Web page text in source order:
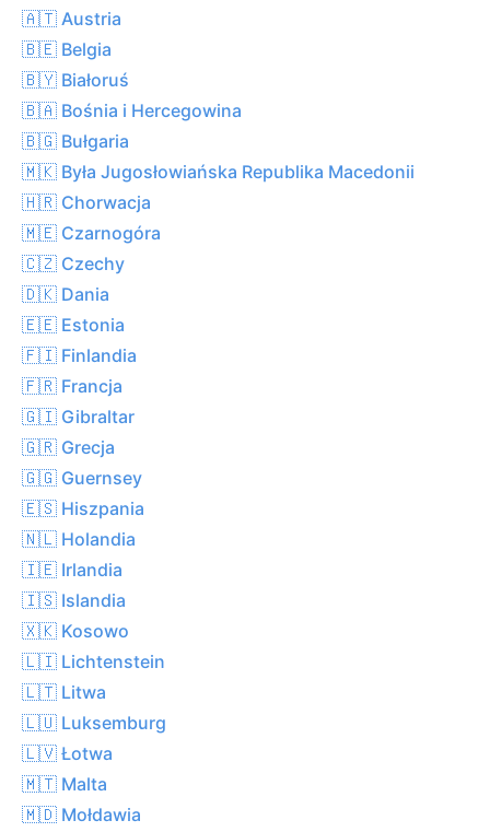
🇦🇹 Austria
🇧🇪 Belgia
🇧🇾 Białoruś
🇧🇦 Bośnia i Hercegowina
🇧🇬 Bułgaria
🇲🇰 Była Jugosłowiańska Republika Macedonii
🇭🇷 Chorwacja
🇲🇪 Czarnogóra
🇨🇿 Czechy
🇩🇰 Dania
🇪🇪 Estonia
🇫🇮 Finlandia
🇫🇷 Francja
🇬🇮 Gibraltar
🇬🇷 Grecja
🇬🇬 Guernsey
🇪🇸 Hiszpania
🇳🇱 Holandia
🇮🇪 Irlandia
🇮🇸 Islandia
🇽🇰 Kosowo
🇱🇮 Lichtenstein
🇱🇹 Litwa
🇱🇺 Luksemburg
🇱🇻 Łotwa
🇲🇹 Malta
🇲🇩 Mołdawia